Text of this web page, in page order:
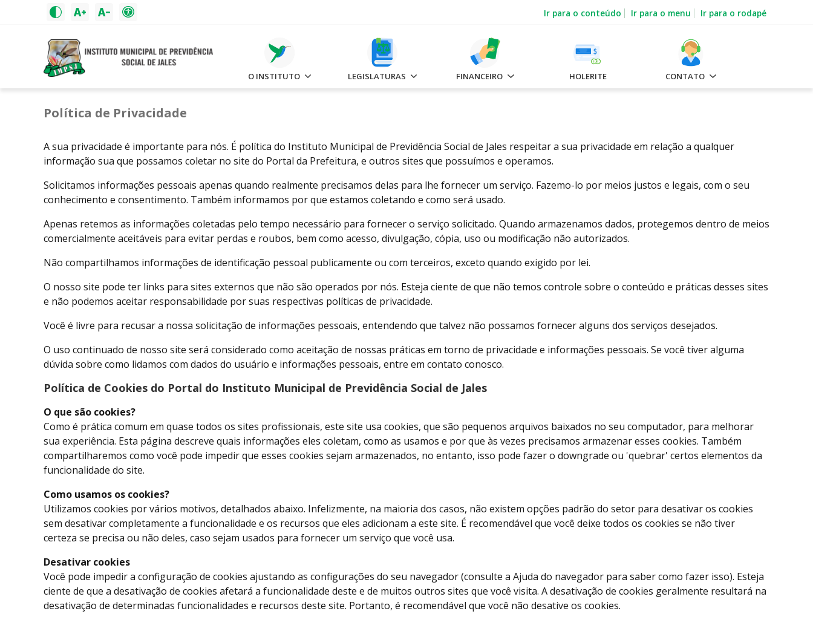
Ir para o conteúdo Ir para o menu Ir para o rodapé
O INSTITUTO LEGISLATURAS FINANCEIRO HOLERITE CONTATO
Política de Privacidade
A sua privacidade é importante para nós. É política do Instituto Municipal de Previdência Social de Jales respeitar a sua privacidade em relação a qualquer
informação sua que possamos coletar no site do Portal da Prefeitura, e outros sites que possuímos e operamos.
Solicitamos informações pessoais apenas quando realmente precisamos delas para lhe fornecer um serviço. Fazemo-lo por meios justos e legais, com o seu
conhecimento e consentimento. Também informamos por que estamos coletando e como será usado.
Apenas retemos as informações coletadas pelo tempo necessário para fornecer o serviço solicitado. Quando armazenamos dados, protegemos dentro de meios
comercialmente aceitáveis ​​para evitar perdas e roubos, bem como acesso, divulgação, cópia, uso ou modificação não autorizados.
Não compartilhamos informações de identificação pessoal publicamente ou com terceiros, exceto quando exigido por lei.
O nosso site pode ter links para sites externos que não são operados por nós. Esteja ciente de que não temos controle sobre o conteúdo e práticas desses sites
e não podemos aceitar responsabilidade por suas respectivas políticas de privacidade.
Você é livre para recusar a nossa solicitação de informações pessoais, entendendo que talvez não possamos fornecer alguns dos serviços desejados.
O uso continuado de nosso site será considerado como aceitação de nossas práticas em torno de privacidade e informações pessoais. Se você tiver alguma
dúvida sobre como lidamos com dados do usuário e informações pessoais, entre em contato conosco.
Política de Cookies do Portal do Instituto Municipal de Previdência Social de Jales
O que são cookies?
Como é prática comum em quase todos os sites profissionais, este site usa cookies, que são pequenos arquivos baixados no seu computador, para melhorar
sua experiência. Esta página descreve quais informações eles coletam, como as usamos e por que às vezes precisamos armazenar esses cookies. Também
compartilharemos como você pode impedir que esses cookies sejam armazenados, no entanto, isso pode fazer o downgrade ou 'quebrar' certos elementos da
funcionalidade do site.
Como usamos os cookies?
Utilizamos cookies por vários motivos, detalhados abaixo. Infelizmente, na maioria dos casos, não existem opções padrão do setor para desativar os cookies
sem desativar completamente a funcionalidade e os recursos que eles adicionam a este site. É recomendável que você deixe todos os cookies se não tiver
certeza se precisa ou não deles, caso sejam usados ​​para fornecer um serviço que você usa.
Desativar cookies
Você pode impedir a configuração de cookies ajustando as configurações do seu navegador (consulte a Ajuda do navegador para saber como fazer isso). Esteja
ciente de que a desativação de cookies afetará a funcionalidade deste e de muitos outros sites que você visita. A desativação de cookies geralmente resultará na
desativação de determinadas funcionalidades e recursos deste site. Portanto, é recomendável que você não desative os cookies.